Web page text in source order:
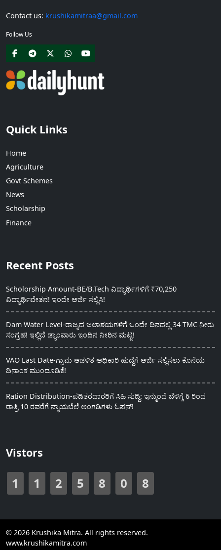
Contact us: krushikamitraa@gmail.com
Follow Us
Quick Links
Home
Agriculture
Govt Schemes
News
Scholarship
Finance
Recent Posts
Scholorship Amount-BE/B.Tech ವಿದ್ಯಾರ್ಥಿಗಳಿಗೆ ₹70,250
ವಿದ್ಯಾರ್ಥಿವೇತನ! ಇಂದೇ ಅರ್ಜಿ ಸಲ್ಲಿಸಿ!
Dam Water Level-ರಾಜ್ಯದ ಜಲಾಶಯಗಳಿಗೆ ಒಂದೇ ದಿನದಲ್ಲಿ 34 TMC ನೀರು
ಸಂಗ್ರಹ! ಇಲ್ಲಿದೆ ಡ್ಯಾಂವಾರು ಇಂದಿನ ನೀರಿನ ಮಟ್ಟ!
VAO Last Date-ಗ್ರಾಮ ಆಡಳಿತ ಅಧಿಕಾರಿ ಹುದ್ದೆಗೆ ಅರ್ಜಿ ಸಲ್ಲಿಸಲು ಕೊನೆಯ
ದಿನಾಂಕ ಮುಂದೂಡಿಕೆ!
Ration Distribution-ಪಡಿತರದಾರರಿಗೆ ಸಿಹಿ ಸುದ್ದಿ: ಇನ್ಮುಂದೆ ಬೆಳಿಗ್ಗೆ 6 ರಿಂದ
ರಾತ್ರಿ 10 ರವರೆಗೆ ನ್ಯಾಯಬೆಲೆ ಅಂಗಡಿಗಳು ಓಪನ್!
Vistors
1 1 2 5 8 0 8
© 2026 Krushika Mitra. All rights reserved.
www.krushikamitra.com